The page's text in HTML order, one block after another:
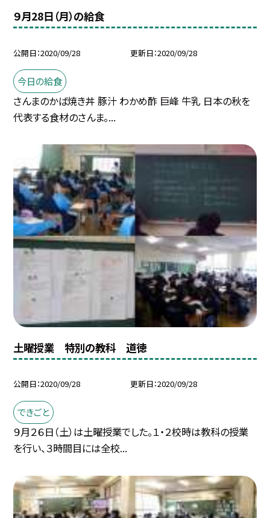
９月28日（月）の給食
公開日 2020/09/28 更新日 2020/09/28
今日の給食
さんまのかば焼き丼 豚汁 わかめ酢 巨峰 牛乳 日本の秋を
代表する食材のさんま。...
土曜授業 特別の教科 道徳
公開日 2020/09/28 更新日 2020/09/28
できごと
９月２６日（土）は土曜授業でした。１・２校時は教科の授業
を行い、３時間目には全校...